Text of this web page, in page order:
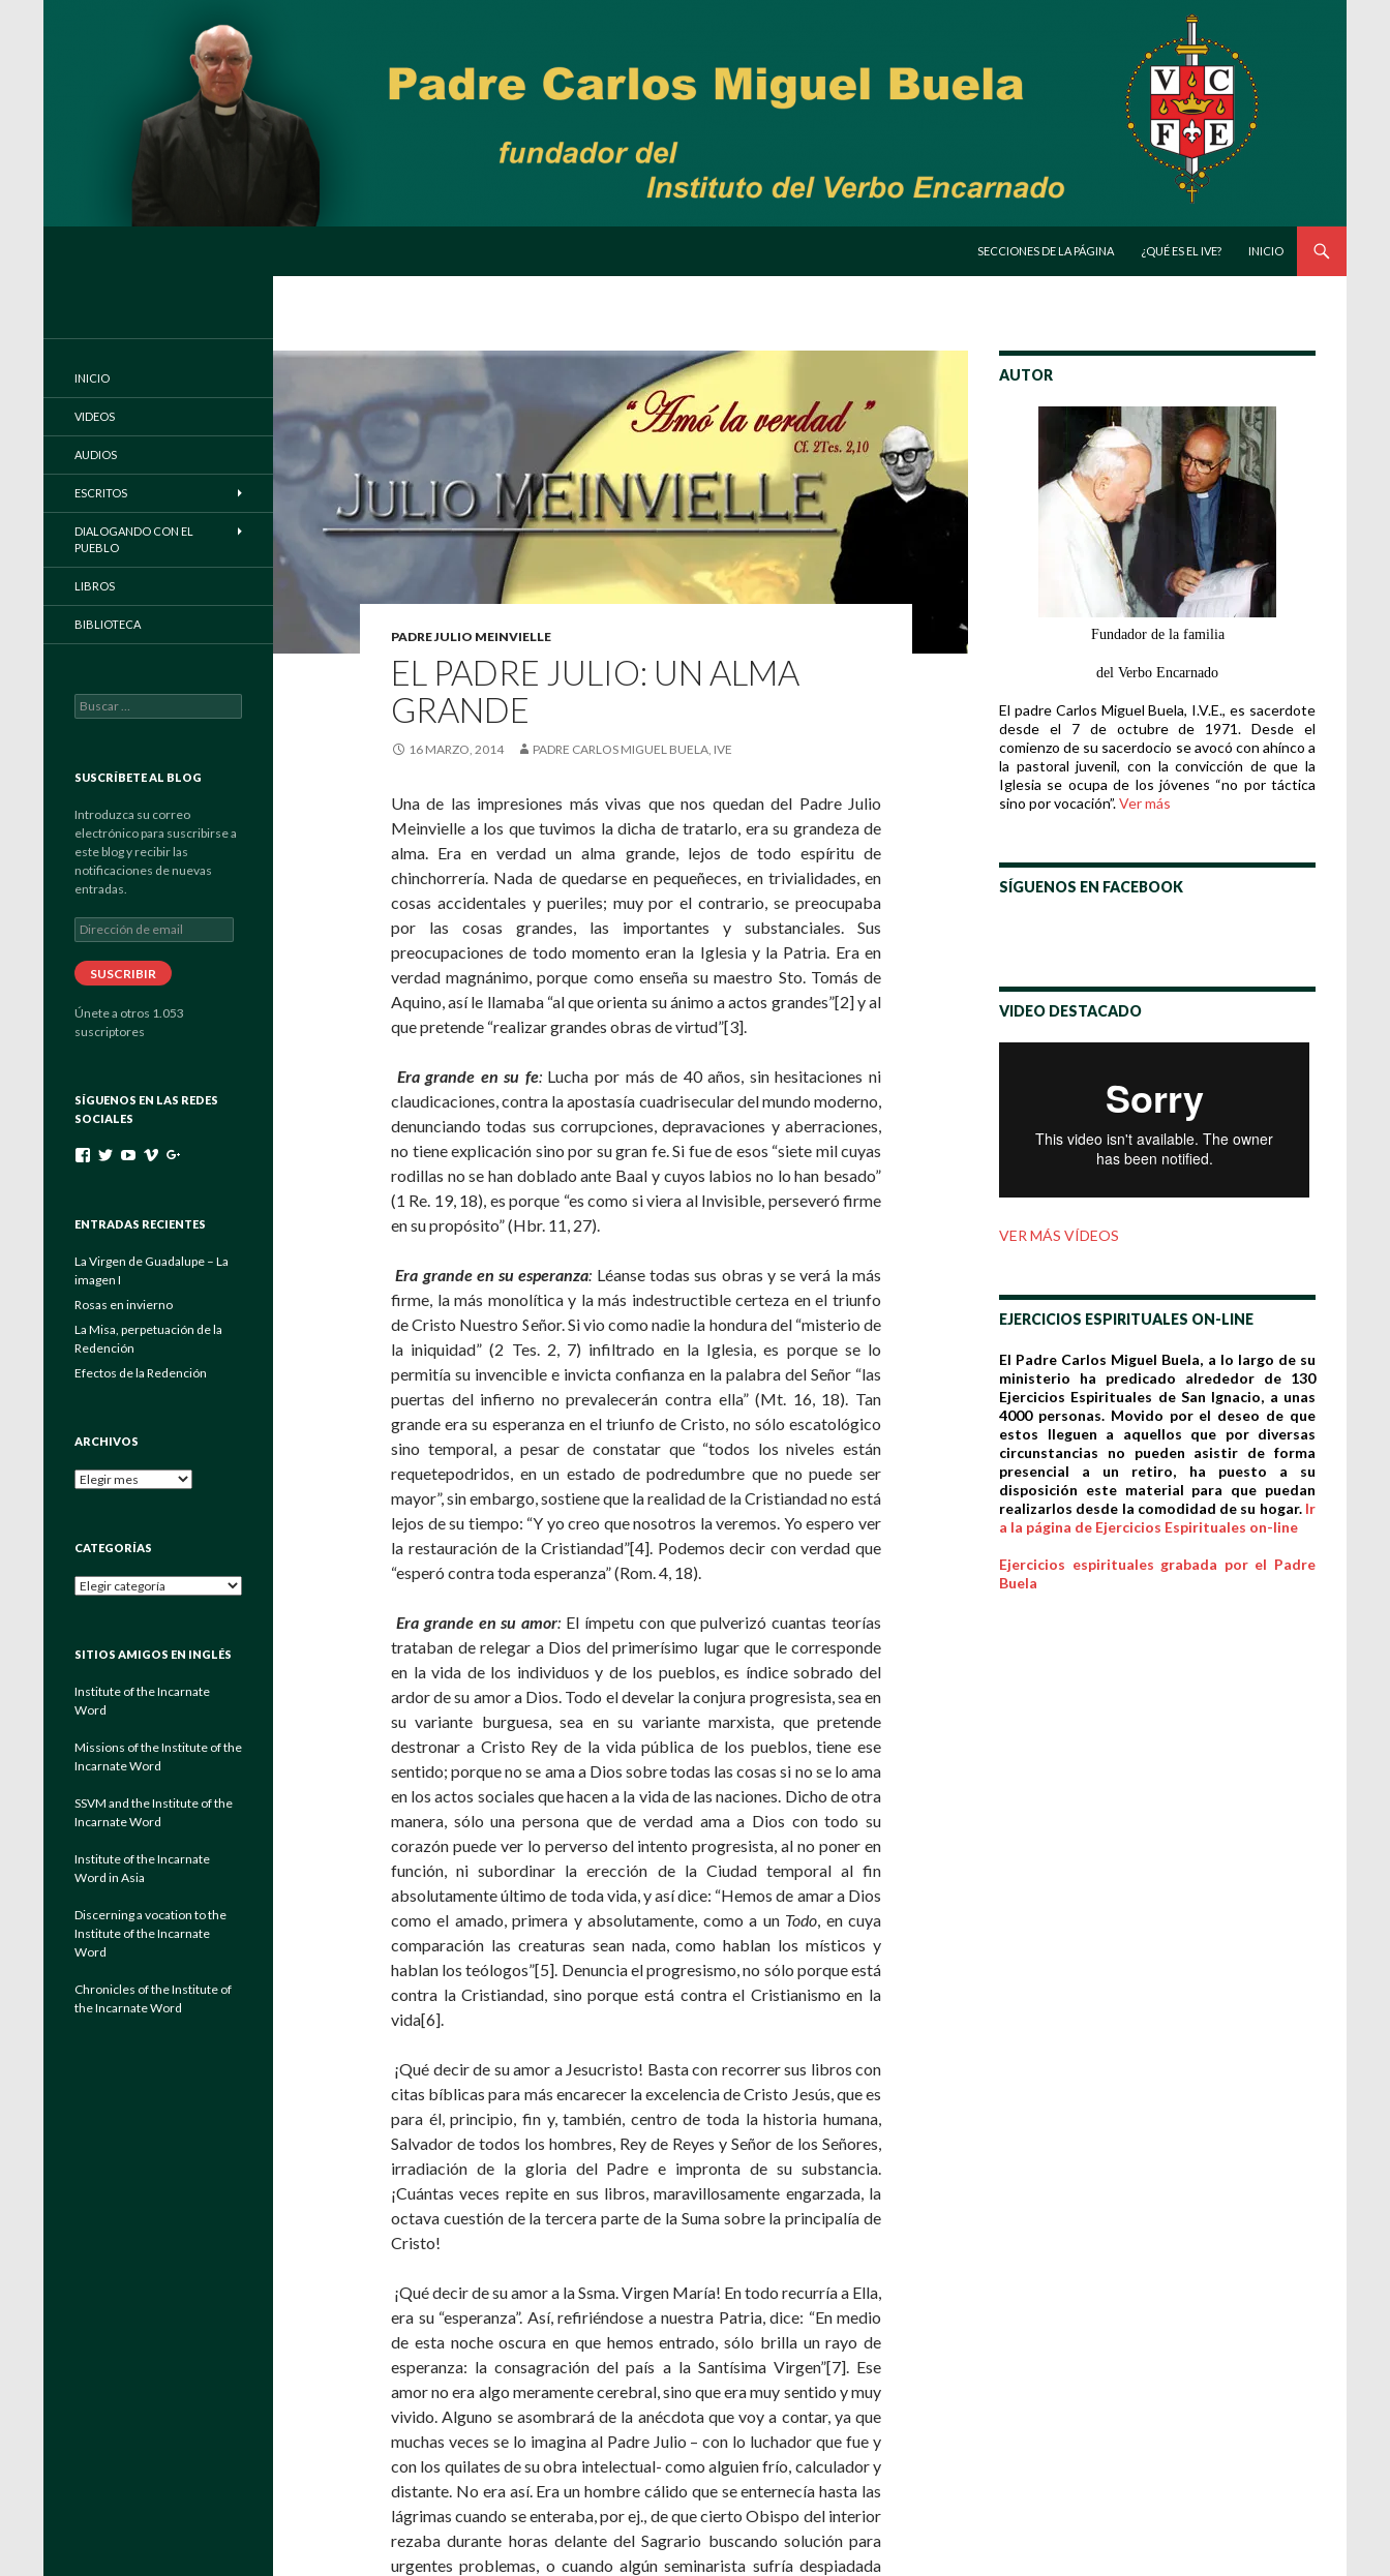
SECCIONES DE LA PÁGINA
¿QUÉ ES EL IVE? INICIO
PADRE JULIO MEINVIELLE
EL PADRE JULIO: UN ALMA
GRANDE
16 MARZO, 2014 PADRE CARLOS MIGUEL BUELA, IVE
Una de las impresiones más vivas que nos quedan del Padre Julio
Meinvielle a los que tuvimos la dicha de tratarlo, era su grandeza de
alma. Era en verdad un alma grande, lejos de todo espíritu de
chinchorrería. Nada de quedarse en pequeñeces, en trivialidades, en
cosas accidentales y pueriles; muy por el contrario, se preocupaba
por las cosas grandes, las importantes y substanciales. Sus
preocupaciones de todo momento eran la Iglesia y la Patria. Era en
verdad magnánimo, porque como enseña su maestro Sto. Tomás de
Aquino, así le llamaba “al que orienta su ánimo a actos grandes”[2] y al
que pretende “realizar grandes obras de virtud”[3].
Era grande en su fe:Lucha por más de 40 años, sin hesitaciones ni
claudicaciones, contra la apostasía cuadrisecular del mundo moderno,
denunciando todas sus corrupciones, depravaciones y aberraciones,
no tiene explicación sino por su gran fe. Si fue de esos “siete mil cuyas
rodillas no se han doblado ante Baal y cuyos labios no lo han besado”
(1 Re. 19, 18), es porque “es como si viera al Invisible, perseveró firme
en su propósito” (Hbr. 11, 27).
Era grande en su esperanza: Léanse todas sus obras y se verá la más
firme, la más monolítica y la más indestructible certeza en el triunfo
de Cristo Nuestro Señor. Si vio como nadie la hondura del “misterio de
la iniquidad” (2 Tes. 2, 7) infiltrado en la Iglesia, es porque se lo
permitía su invencible e invicta confianza en la palabra del Señor “las
puertas del infierno no prevalecerán contra ella” (Mt. 16, 18). Tan
grande era su esperanza en el triunfo de Cristo, no sólo escatológico
sino temporal, a pesar de constatar que “todos los niveles están
requetepodridos, en un estado de podredumbre que no puede ser
mayor”, sin embargo, sostiene que la realidad de la Cristiandad no está
lejos de su tiempo: “Y yo creo que nosotros la veremos. Yo espero ver
la restauración de la Cristiandad”[4]. Podemos decir con verdad que
“esperó contra toda esperanza” (Rom. 4, 18).
Era grande en su amor: El ímpetu con que pulverizó cuantas teorías
trataban de relegar a Dios del primerísimo lugar que le corresponde
en la vida de los individuos y de los pueblos, es índice sobrado del
ardor de su amor a Dios. Todo el develar la conjura progresista, sea en
su variante burguesa, sea en su variante marxista, que pretende
destronar a Cristo Rey de la vida pública de los pueblos, tiene ese
sentido; porque no se ama a Dios sobre todas las cosas si no se lo ama
en los actos sociales que hacen a la vida de las naciones. Dicho de otra
manera, sólo una persona que de verdad ama a Dios con todo su
corazón puede ver lo perverso del intento progresista, al no poner en
función, ni subordinar la erección de la Ciudad temporal al fin
absolutamente último de toda vida, y así dice: “Hemos de amar a Dios
como el amado, primera y absolutamente, como a un Todo, en cuya
comparación las creaturas sean nada, como hablan los místicos y
hablan los teólogos”[5]. Denuncia el progresismo, no sólo porque está
contra la Cristiandad, sino porque está contra el Cristianismo en la
vida[6].
¡Qué decir de su amor a Jesucristo! Basta con recorrer sus libros con
citas bíblicas para más encarecer la excelencia de Cristo Jesús, que es
para él, principio, fin y, también, centro de toda la historia humana,
Salvador de todos los hombres, Rey de Reyes y Señor de los Señores,
irradiación de la gloria del Padre e impronta de su substancia.
¡Cuántas veces repite en sus libros, maravillosamente engarzada, la
octava cuestión de la tercera parte de la Suma sobre la principalía de
Cristo!
¡Qué decir de su amor a la Ssma. Virgen María! En todo recurría a Ella,
era su “esperanza”. Así, refiriéndose a nuestra Patria, dice: “En medio
de esta noche oscura en que hemos entrado, sólo brilla un rayo de
esperanza: la consagración del país a la Santísima Virgen”[7]. Ese
amor no era algo meramente cerebral, sino que era muy sentido y muy
vivido. Alguno se asombrará de la anécdota que voy a contar, ya que
muchas veces se lo imagina al Padre Julio – con lo luchador que fue y
con los quilates de su obra intelectual- como alguien frío, calculador y
distante. No era así. Era un hombre cálido que se enternecía hasta las
lágrimas cuando se enteraba, por ej., de que cierto Obispo del interior
rezaba durante horas delante del Sagrario buscando solución para
urgentes problemas, o cuando algún seminarista sufría despiadada
AUTOR
Fundador de la familia
del Verbo Encarnado
El padre Carlos Miguel Buela, I.V.E., es sacerdote
desde el 7 de octubre de 1971. Desde el
comienzo de su sacerdocio se avocó con ahínco a
la pastoral juvenil, con la convicción de que la
Iglesia se ocupa de los jóvenes “no por táctica
sino por vocación”.Ver más
SÍGUENOS EN FACEBOOK
VIDEO DESTACADO
VER MÁS VÍDEOS
EJERCICIOS ESPIRITUALES ON-LINE
El Padre Carlos Miguel Buela, a lo largo de su
ministerio ha predicado alrededor de 130
Ejercicios Espirituales de San Ignacio, a unas
4000 personas. Movido por el deseo de que
estos lleguen a aquellos que por diversas
circunstancias no pueden asistir de forma
presencial a un retiro, ha puesto a su
disposición este material para que puedan
realizarlos desde la comodidad de su hogar. Ir
a la página de Ejercicios Espirituales on-line
Ejercicios espirituales grabada por el Padre
Buela
INICIO
VIDEOS
AUDIOS
ESCRITOS
DIALOGANDO CON EL
PUEBLO
LIBROS
BIBLIOTECA
Buscar:
SUSCRÍBETE AL BLOG
Introduzca su correo
electrónico para suscribirse a
este blog y recibir las
notificaciones de nuevas
entradas.
Dirección
de
email
SUSCRIBIR
Únete a otros 1.053
suscriptores
SÍGUENOS EN LAS REDES
SOCIALES
Ver
en
Ver
en
Ver
en
Ver
en en
ENTRADAS RECIENTES
La Virgen de Guadalupe – La
imagen I
Rosas en invierno
La Misa, perpetuación de la
Redención
Efectos de la Redención
ARCHIVOS
Archivos
CATEGORÍAS
Categorías
SITIOS AMIGOS EN INGLÉS
Institute of the Incarnate
Word
Missions of the Institute of the
Incarnate Word
SSVM and the Institute of the
Incarnate Word
Institute of the Incarnate
Word in Asia
Discerning a vocation to the
Institute of the Incarnate
Word
Chronicles of the Institute of
the Incarnate Word